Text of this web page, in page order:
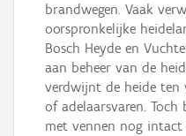
brandwegen. Vaak
oorspronkelijke
Bosch Heyde en
aan beheer van de
verdwijnt de heide ten
of adelaarsvaren.
met vennen nog intact